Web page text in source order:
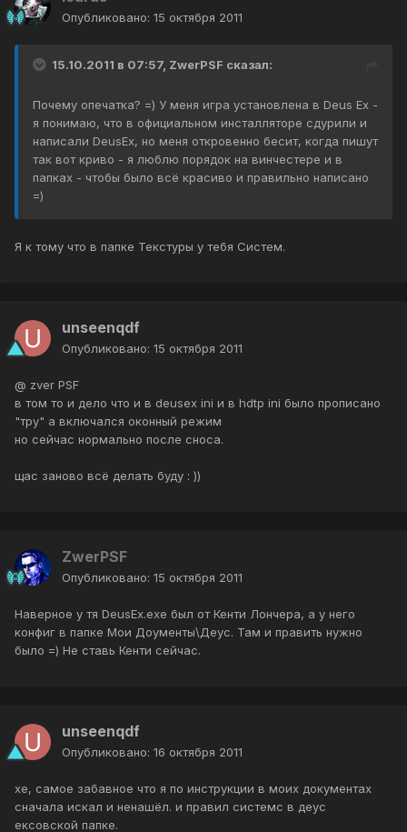
Опубликовано: 15 октября 2011
15.10.2011 в 07:57, ZwerPSF сказал:
Почему опечатка? =) У меня игра установлена в Deus Ex -
я понимаю, что в официальном инсталляторе сдурили и
написали DeusEx, но меня откровенно бесит, когда пишут
так вот криво - я люблю порядок на винчестере и в
папках - чтобы было всё красиво и правильно написано
=)
Я к тому что в папке Текстуры у тебя Систем.
unseenqdf
Опубликовано: 15 октября 2011
@ zver PSF
в том то и дело что и в deusex ini и в hdtp ini было прописано
"тру" а включался оконный режим
но сейчас нормально после сноса.
щас заново всё делать буду : ))
ZwerPSF
Опубликовано: 15 октября 2011
Наверное у тя DeusEx.exe был от Кенти Лончера, а у него
конфиг в папке Мои Доументы\Деус. Там и править нужно
было =) Не ставь Кенти сейчас.
unseenqdf
Опубликовано: 16 октября 2011
хе, самое забавное что я по инструкции в моих документах
сначала искал и ненашёл. и правил системс в деус
ексовской папке.